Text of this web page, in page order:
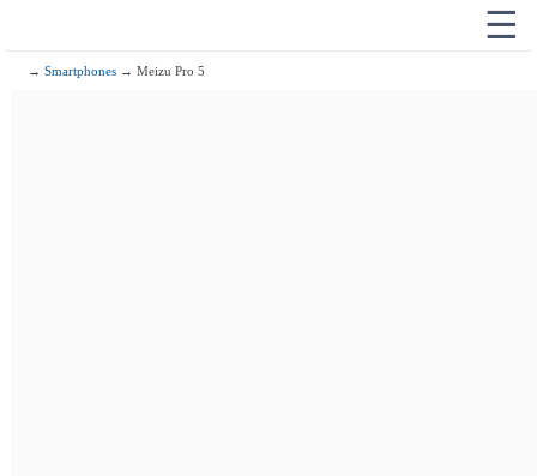
☰
→Smartphones → Meizu Pro 5